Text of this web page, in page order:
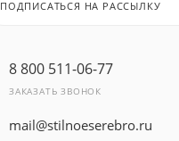
ПОДПИСАТЬСЯ НА РАССЫЛКУ
8 800 511-06-77
ЗАКАЗАТЬ ЗВОНОК
mail@stilnoeserebro.ru